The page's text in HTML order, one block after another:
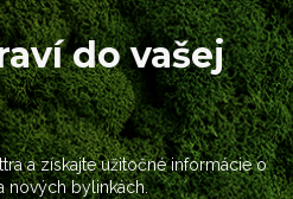
do vašej
a získajte užitočné informácie o
nových bylinkách.